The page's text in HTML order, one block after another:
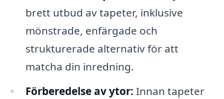
brett utbud av tapeter, inklusive
mönstrade, enfärgade och
strukturerade alternativ för att
matcha din inredning.
Förberedelse av ytor: Innan tapeter